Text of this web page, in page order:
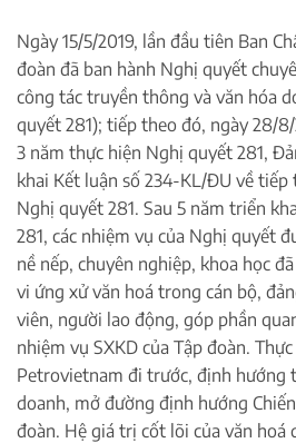
Ngày 15/5/2019, lần đầu tiên Ban
đoàn đã ban hành Nghị quyết
công tác truyền thông và văn hóa
quyết 281); tiếp theo đó, ngày 28/
3 năm thực hiện Nghị quyết 281,
khai Kết luận số 234-KL/ĐU về
Nghị quyết 281. Sau 5 năm triển
281, các nhiệm vụ của Nghị quyết
nề nếp, chuyên nghiệp, khoa học
vi ứng xử văn hoá trong cán bộ,
viên, người lao động, góp phần
nhiệm vụ SXKD của Tập đoàn.
Petrovietnam đi trước, định hướng
doanh, mở đường định hướng
đoàn. Hệ giá trị cốt lõi của văn hoá